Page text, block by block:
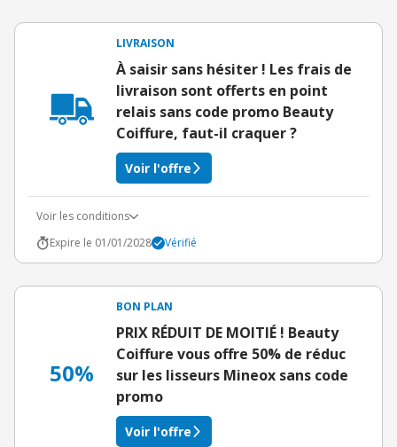
LIVRAISON
À saisir sans hésiter ! Les frais de
livraison sont offerts en point
relais sans code promo Beauty
Coiffure, faut-il craquer ?
Voir l'offre
Voir les conditions
Expire le 01/01/2028
Vérifié
50%
BON PLAN
PRIX RÉDUIT DE MOITIÉ ! Beauty
Coiffure vous offre 50% de réduc
sur les lisseurs Mineox sans code
promo
Voir l'offre